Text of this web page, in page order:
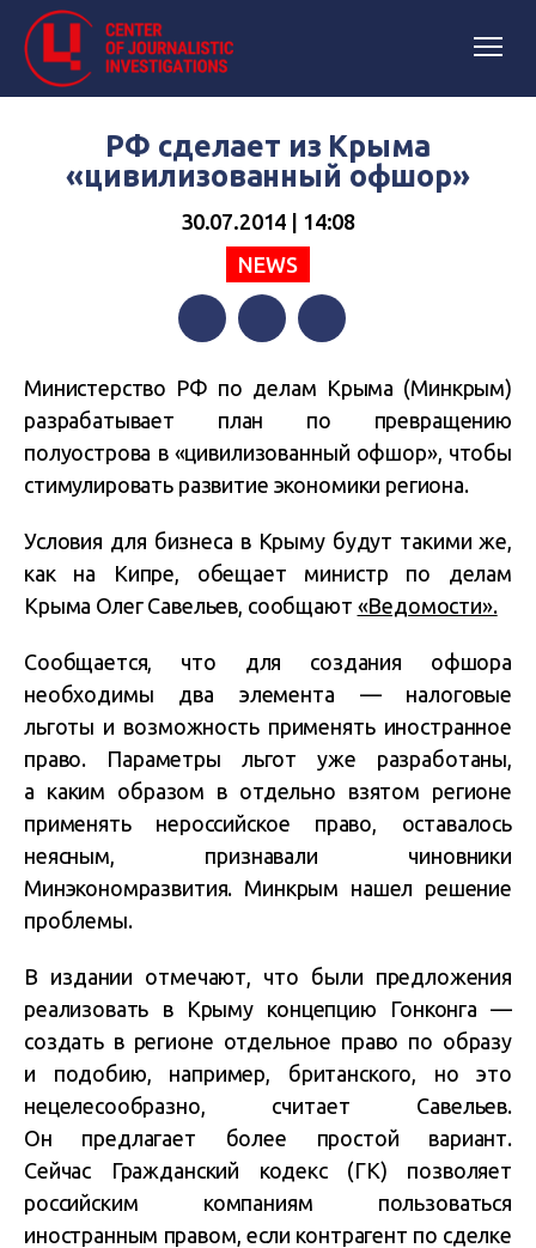
РФ сделает из Крыма
«цивилизованный офшор»
30.07.2014 | 14:08
NEWS
Министерство РФ по делам Крыма (Минкрым)
разрабатывает план по превращению
полуострова в «цивилизованный офшор», чтобы
стимулировать развитие экономики региона.
Условия для бизнеса в Крыму будут такими же,
как на Кипре, обещает министр по делам
Крыма Олег Савельев, сообщают «Ведомости».
Сообщается, что для создания офшора
необходимы два элемента — налоговые
льготы и возможность применять иностранное
право. Параметры льгот уже разработаны,
а каким образом в отдельно взятом регионе
применять нероссийское право, оставалось
неясным, признавали чиновники
Минэкономразвития. Минкрым нашел решение
проблемы.
В издании отмечают, что были предложения
реализовать в Крыму концепцию Гонконга —
создать в регионе отдельное право по образу
и подобию, например, британского, но это
нецелесообразно, считает Савельев.
Он предлагает более простой вариант.
Сейчас Гражданский кодекс (ГК) позволяет
российским компаниям пользоваться
иностранным правом, если контрагент по сделке